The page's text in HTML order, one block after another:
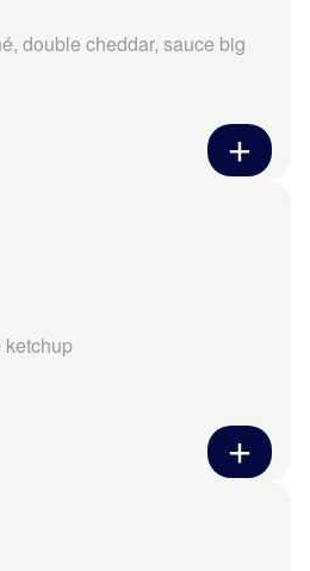
double cheddar, sauce big
ketchup